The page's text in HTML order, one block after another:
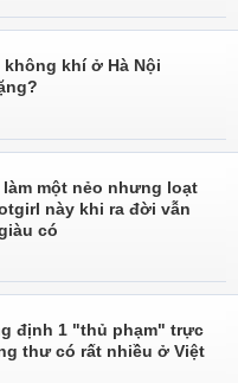
khí ở Hà Nội
một nẻo nhưng loạt
này khi ra đời vẫn
có
định 1 "thủ phạm" trực
thư có rất nhiều ở Việt